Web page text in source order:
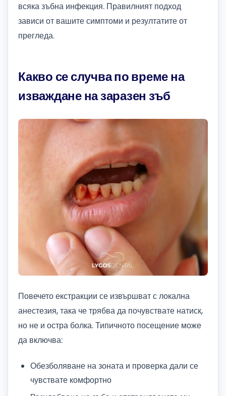
всяка зъбна инфекция. Правилният подход
зависи от вашите симптоми и резултатите от
прегледа.
Какво се случва по време на
изваждане на заразен зъб
Повечето екстракции се извършват с локална
анестезия, така че трябва да почувствате натиск,
но не и остра болка. Типичното посещение може
да включва:
Обезболяване на зоната и проверка дали се
чувствате комфортно